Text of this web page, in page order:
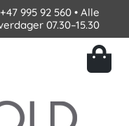
+47 995 92 560 • Alle
07.30–15.30